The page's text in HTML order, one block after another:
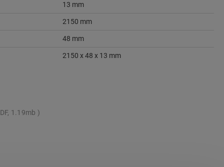
13 mm
2150 mm
48 mm
2150 x 48 x 13 mm
1.19mb